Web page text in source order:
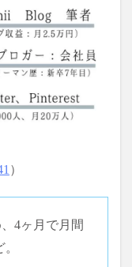
）
4ヶ月で月間